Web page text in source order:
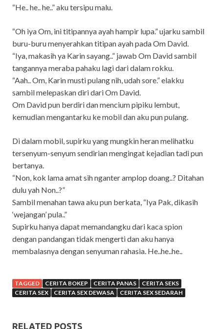
“He.. he.. he..” aku tersipu malu.
“Oh iya Om, ini titipannya ayah hampir lupa.” ujarku sambil
buru-buru menyerahkan titipan ayah pada Om David.
“Iya, makasih ya Karin sayang..” jawab Om David sambil
tangannya meraba pahaku lagi dari dalam rokku.
“Aah.. Om, Karin musti pulang nih, udah sore.” elakku
sambil melepaskan diri dari Om David.
Om David pun berdiri dan mencium pipiku lembut,
kemudian mengantarku ke mobil dan aku pun pulang.
Di dalam mobil, supirku yang mungkin heran melihatku
tersenyum-senyum sendirian mengingat kejadian tadi pun
bertanya.
“Non, kok lama amat sih nganter amplop doang..? Ditahan
dulu yah Non..?”
Sambil menahan tawa aku pun berkata, “Iya Pak, dikasih
‘wejangan’ pula..”
Supirku hanya dapat memandangku dari kaca spion
dengan pandangan tidak mengerti dan aku hanya
membalasnya dengan senyuman rahasia. He..he..he..
TAGGED CERITA BOKEP CERITA PANAS
CERITA SEKS
CERITA SEX
CERITA SEX DEWASA CERITA SEX SEDARAH
RELATED POSTS